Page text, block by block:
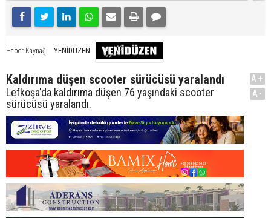
Haber Kaynağı YENİDÜZEN
Kaldırıma düşen scooter sürücüsü yaralandı
Lefkoşa'da kaldırıma düşen 76 yaşındaki scooter
sürücüsü yaralandı.
A+
A-